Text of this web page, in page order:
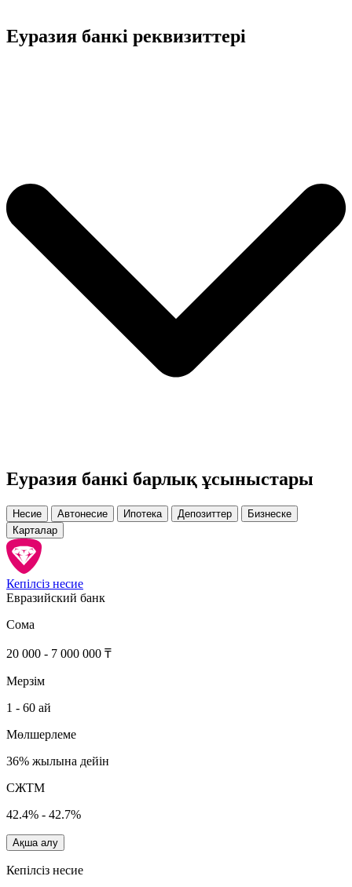
Еуразия банкі реквизиттері
Еуразия банкі барлық ұсыныстары
Несие Автонесие Ипотека Депозиттер
Бизнеске
Карталар
Кепілсіз несие
Евразийский банк
Сома
20 000 - 7 000 000 ₸
Мерзім
1 - 60 ай
Мөлшерлеме
36% жылына дейін
СЖТМ
42.4% - 42.7%
Ақша алу
Кепілсіз несие